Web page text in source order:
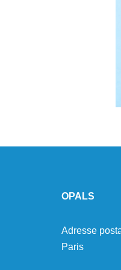
OPALS
Adresse
Paris